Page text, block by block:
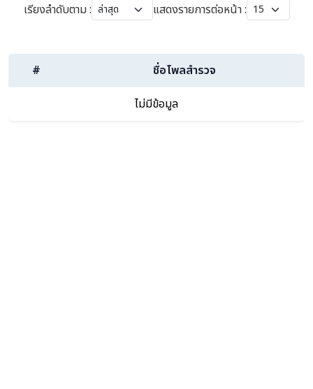
เรียงลำดับตาม : แสดงรายการต่อหน้า :
#
ชื่อโพลสำรวจ
ไม่มีข้อมูล